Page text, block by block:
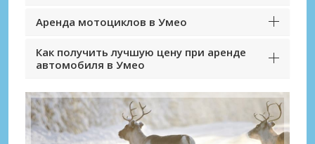
Аренда мотоциклов в Умео
Как получить лучшую цену при аренде
автомобиля в Умео